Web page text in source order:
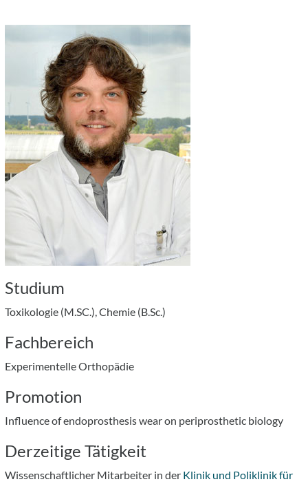
Studium
Toxikologie (M.SC.), Chemie (B.Sc.)
Fachbereich
Experimentelle Orthopädie
Promotion
Influence of endoprosthesis wear on periprosthetic biology
Derzeitige Tätigkeit
Wissenschaftlicher Mitarbeiter in der Klinik und Poliklinik für